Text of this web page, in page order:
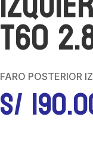
T60
FARO POSTERIOR
S/